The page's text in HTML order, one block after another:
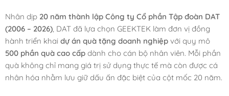
Nhân dịp 20 năm thành lập Công ty Cổ phần Tập đoàn DAT
(2006 – 2026), DAT đã lựa chọn GEEKTEK làm đơn vị đồng
hành triển khai dự án quà tặng doanh nghiệp với quy mô
500 phần quà cao cấp dành cho cán bộ nhân viên. Mỗi phần
quà không chỉ mang giá trị sử dụng thực tế mà còn được cá
nhân hóa nhằm lưu giữ dấu ấn đặc biệt của cột mốc 20 năm.